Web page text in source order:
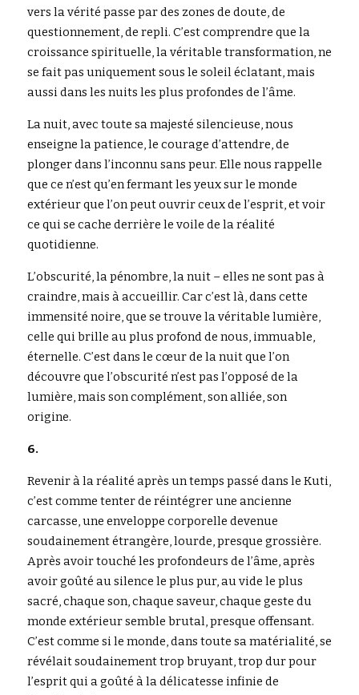
vers la vérité passe par des zones de doute, de
questionnement, de repli. C’est comprendre que la
croissance spirituelle, la véritable transformation, ne
se fait pas uniquement sous le soleil éclatant, mais
aussi dans les nuits les plus profondes de l’âme.
La nuit, avec toute sa majesté silencieuse, nous
enseigne la patience, le courage d’attendre, de
plonger dans l’inconnu sans peur. Elle nous rappelle
que ce n’est qu’en fermant les yeux sur le monde
extérieur que l’on peut ouvrir ceux de l’esprit, et voir
ce qui se cache derrière le voile de la réalité
quotidienne.
L’obscurité, la pénombre, la nuit – elles ne sont pas à
craindre, mais à accueillir. Car c’est là, dans cette
immensité noire, que se trouve la véritable lumière,
celle qui brille au plus profond de nous, immuable,
éternelle. C’est dans le cœur de la nuit que l’on
découvre que l’obscurité n’est pas l’opposé de la
lumière, mais son complément, son alliée, son
origine.
6.
Revenir à la réalité après un temps passé dans le Kuti,
c’est comme tenter de réintégrer une ancienne
carcasse, une enveloppe corporelle devenue
soudainement étrangère, lourde, presque grossière.
Après avoir touché les profondeurs de l’âme, après
avoir goûté au silence le plus pur, au vide le plus
sacré, chaque son, chaque saveur, chaque geste du
monde extérieur semble brutal, presque offensant.
C’est comme si le monde, dans toute sa matérialité, se
révélait soudainement trop bruyant, trop dur pour
l’esprit qui a goûté à la délicatesse infinie de